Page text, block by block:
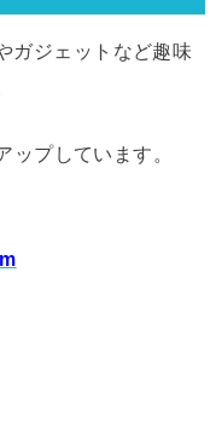
ガジェットなど趣味
ップしています。